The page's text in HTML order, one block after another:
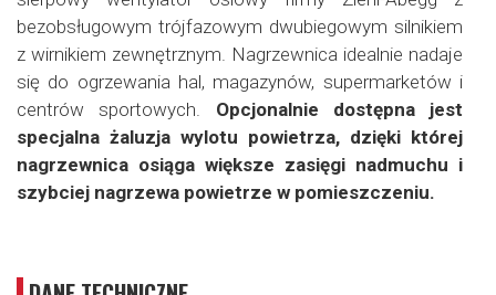
bezobsługowym trójfazowym dwubiegowym silnikiem
z wirnikiem zewnętrznym. Nagrzewnica idealnie nadaje
się do ogrzewania hal, magazynów, supermarketów i
centrów sportowych. Opcjonalnie dostępna jest
specjalna żaluzja wylotu powietrza, dzięki której
nagrzewnica osiąga większe zasięgi nadmuchu i
szybciej nagrzewa powietrze w pomieszczeniu.